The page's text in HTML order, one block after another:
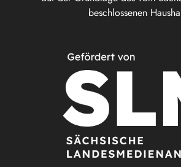
beschlossenen